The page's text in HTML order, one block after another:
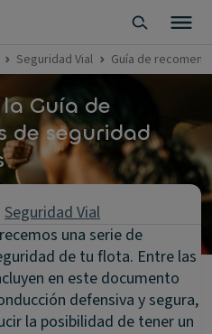
Seguridad Vial Guía de
Guía de
de seguridad
Seguridad Vial
una serie de
de tu flota. Entre las
en este documento
defensiva y segura,
la posibilidad de tener un